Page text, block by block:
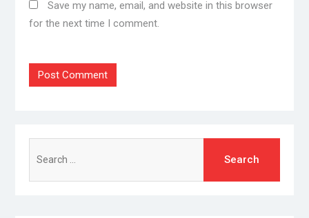
Save my name, email, and website in this browser
for the next time I comment.
for: